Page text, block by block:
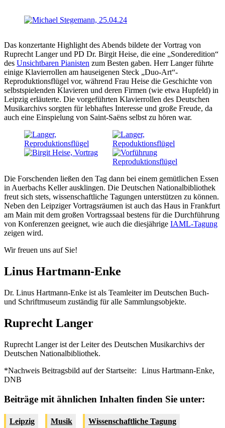
Das konzertante Highlight des Abends bildete der Vortrag von
Ruprecht Langer und PD Dr. Birgit Heise, die eine „Sonderedition“
des Unsichtbaren Pianisten zum Besten gaben. Herr Langer führte
einige Klavierrollen am hauseigenen Steck „Duo-Art“-
Reproduktionsflügel vor, während Frau Heise die Geschichte von
selbstspielenden Klavieren und deren Firmen (wie etwa Hupfeld) in
Leipzig erläuterte. Die vorgeführten Klavierrollen des Deutschen
Musikarchivs sorgten für lebhaftes Interesse und große Freude, da
auch eine Einspielung von Saint-Saëns selbst zu hören war.
Die Forschenden ließen den Tag dann bei einem gemütlichen Essen
in Auerbachs Keller ausklingen. Die Deutschen Nationalbibliothek
freut sich stets, wissenschaftliche Tagungen unterstützen zu können.
Neben den Leipziger Vortragsräumen ist auch das Haus in Frankfurt
am Main mit dem großen Vortragssaal bestens für die Durchführung
von Konferenzen geeignet, wie auch die diesjährige IAML-Tagung
zeigen wird.
Wir freuen uns auf Sie!
Linus Hartmann-Enke
Dr. Linus Hartmann-Enke ist als Teamleiter im Deutschen Buch-
und Schriftmuseum zuständig für alle Sammlungsobjekte.
Ruprecht Langer
Ruprecht Langer ist der Leiter des Deutschen Musikarchivs der
Deutschen Nationalbibliothek.
*Nachweis Beitragsbild auf der Startseite:
Linus Hartmann-Enke,
DNB
Beiträge mit ähnlichen Inhalten finden Sie unter:
Leipzig Musik Wissenschaftliche Tagung